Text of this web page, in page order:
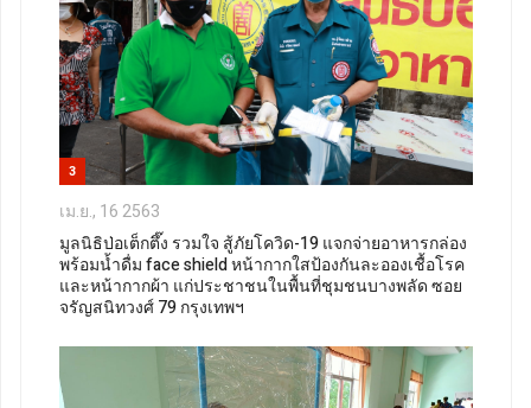
3
เม.ย., 16 2563
มูลนิธิป่อเต็กตึ๊ง รวมใจ สู้ภัยโควิด-19 แจกจ่ายอาหารกล่อง
พร้อมน้ำดื่ม face shield หน้ากากใสป้องกันละอองเชื้อโรค
และหน้ากากผ้า แก่ประชาชนในพื้นที่ชุมชนบางพลัด ซอย
จรัญสนิทวงศ์ 79 กรุงเทพฯ